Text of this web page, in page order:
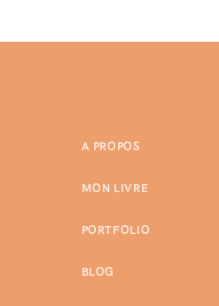
A PROPOS
MON LIVRE
PORTFOLIO
BLOG